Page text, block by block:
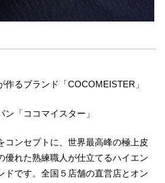
作るブランド「COCOMEISTER」
「ココマイスター」
コンセプトに、世界最高峰の極上皮
優れた熟練職人が仕立てるハイエン
ドです。全国５店舗の直営店とオン